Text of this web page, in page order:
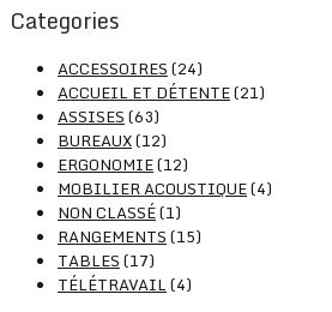
Categories
ACCESSOIRES(24)
ACCUEIL ET DÉTENTE(21)
ASSISES(63)
BUREAUX(12)
ERGONOMIE(12)
MOBILIER ACOUSTIQUE(4)
NON CLASSÉ(1)
RANGEMENTS(15)
TABLES(17)
TÉLÉTRAVAIL(4)